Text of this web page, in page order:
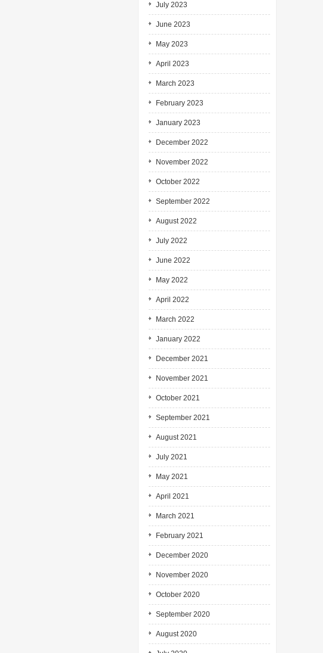
July 2023
June 2023
May 2023
April 2023
March 2023
February 2023
January 2023
December 2022
November 2022
October 2022
September 2022
August 2022
July 2022
June 2022
May 2022
April 2022
March 2022
January 2022
December 2021
November 2021
October 2021
September 2021
August 2021
July 2021
May 2021
April 2021
March 2021
February 2021
December 2020
November 2020
October 2020
September 2020
August 2020